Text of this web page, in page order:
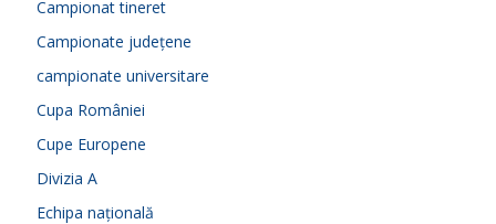
Campionat tineret
Campionate județene
campionate universitare
Cupa României
Cupe Europene
Divizia A
Echipa națională